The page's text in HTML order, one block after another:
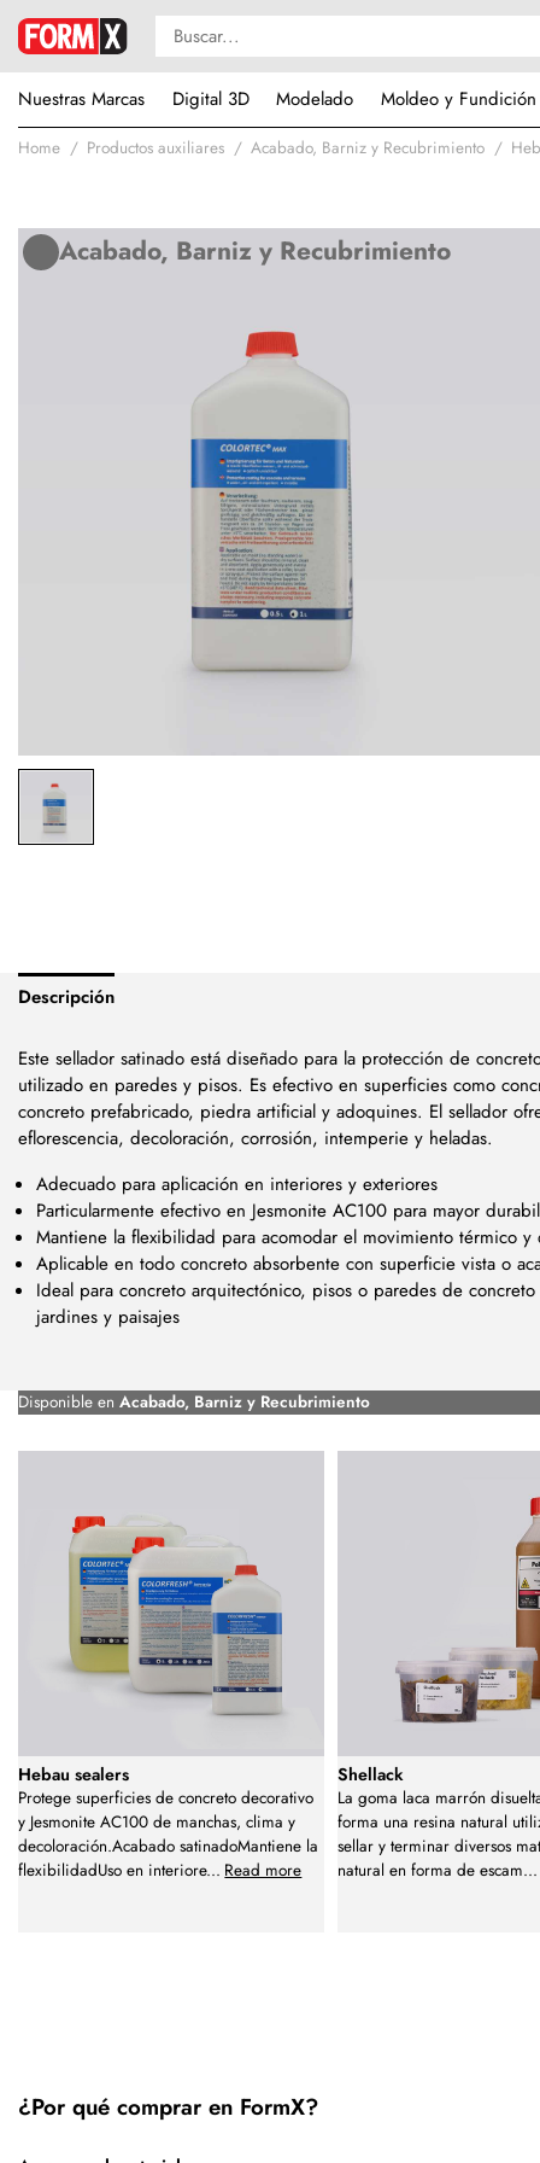
Nuestras Marcas
Digital 3D Modelado Moldeo y Fundición
Home Productos auxiliares Acabado, Barniz y Recubrimiento
Acabado, Barniz y Recubrimiento
Descripción
Este sellador satinado está diseñado para la protección de
utilizado en paredes y pisos. Es efectivo en superficies como
concreto prefabricado, piedra artificial y adoquines. El sellador
eflorescencia, decoloración, corrosión, intemperie y heladas.
Adecuado para aplicación en interiores y exteriores
Particularmente efectivo en Jesmonite AC100 para mayor
Mantiene la flexibilidad para acomodar el movimiento térmico y
Aplicable en todo concreto absorbente con superficie vista o
Ideal para concreto arquitectónico, pisos o paredes de
jardines y paisajes
Disponible en Acabado, Barniz y Recubrimiento
Hebau sealers
Protege superficies de concreto decorativo
y Jesmonite AC100 de manchas, clima y
decoloración.Acabado satinadoMantiene la
flexibilidadUso en interiore... Read more
Shellack
La goma laca marrón
forma una resina natural
sellar y terminar diversos
natural en forma de escam...
¿Por qué comprar en FormX?